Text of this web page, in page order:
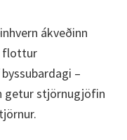
ákveðinn
flottur
–
getur stjörnugjöfin